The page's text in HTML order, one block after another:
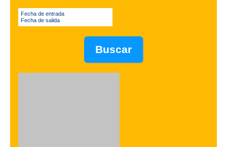
Fecha de entrada
Fecha de salida